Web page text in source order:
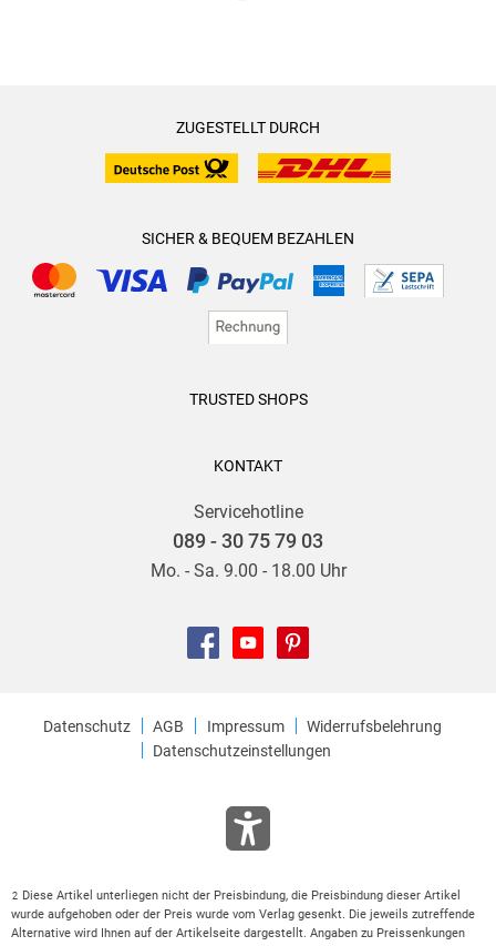
ZUGESTELLT DURCH
SICHER & BEQUEM BEZAHLEN
TRUSTED SHOPS
KONTAKT
Servicehotline
089 - 30 75 79 03
Mo. - Sa. 9.00 - 18.00 Uhr
Datenschutz AGB Impressum
Widerrufsbelehrung
Datenschutzeinstellungen
2 Diese Artikel unterliegen nicht der Preisbindung, die Preisbindung dieser Artikel
wurde aufgehoben oder der Preis wurde vom Verlag gesenkt. Die jeweils zutreffende
Alternative wird Ihnen auf der Artikelseite dargestellt. Angaben zu Preissenkungen